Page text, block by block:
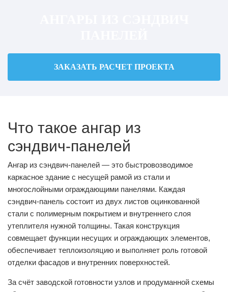
ЗАКАЗАТЬ РАСЧЕТ ПРОЕКТА
Что такое ангар из
сэндвич‑панелей
Ангар из сэндвич‑панелей — это быстровозводимое
каркасное здание с несущей рамой из стали и
многослойными ограждающими панелями. Каждая
сэндвич‑панель состоит из двух листов оцинкованной
стали с полимерным покрытием и внутреннего слоя
утеплителя нужной толщины. Такая конструкция
совмещает функции несущих и ограждающих элементов,
обеспечивает теплоизоляцию и выполняет роль готовой
отделки фасадов и внутренних поверхностей.
За счёт заводской готовности узлов и продуманной схемы